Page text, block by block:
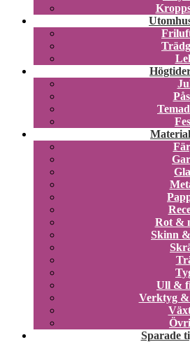
Material
Rot &
Skinn
Ull &
Verktyg
Sparade